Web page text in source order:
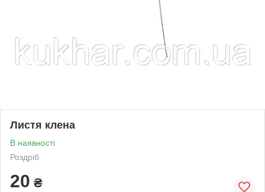
Листя клена
В наявності
Роздріб
20 ₴